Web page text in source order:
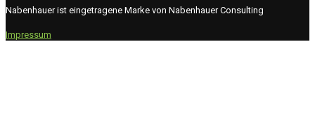
Nabenhauer ist eingetragene Marke von Nabenhauer Consulting
Impressum